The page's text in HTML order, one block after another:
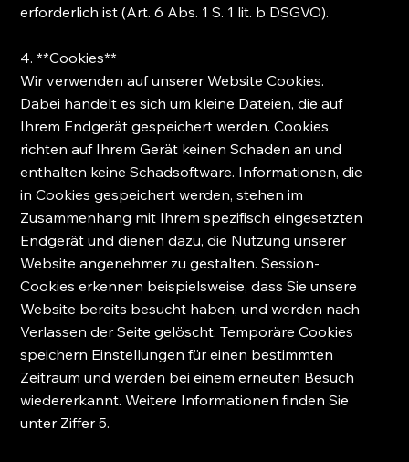
erforderlich ist (Art. 6 Abs. 1 S. 1 lit. b DSGVO).
4. **Cookies**
Wir verwenden auf unserer Website Cookies.
Dabei handelt es sich um kleine Dateien, die auf
Ihrem Endgerät gespeichert werden. Cookies
richten auf Ihrem Gerät keinen Schaden an und
enthalten keine Schadsoftware. Informationen, die
in Cookies gespeichert werden, stehen im
Zusammenhang mit Ihrem spezifisch eingesetzten
Endgerät und dienen dazu, die Nutzung unserer
Website angenehmer zu gestalten. Session-
Cookies erkennen beispielsweise, dass Sie unsere
Website bereits besucht haben, und werden nach
Verlassen der Seite gelöscht. Temporäre Cookies
speichern Einstellungen für einen bestimmten
Zeitraum und werden bei einem erneuten Besuch
wiedererkannt. Weitere Informationen finden Sie
unter Ziffer 5.